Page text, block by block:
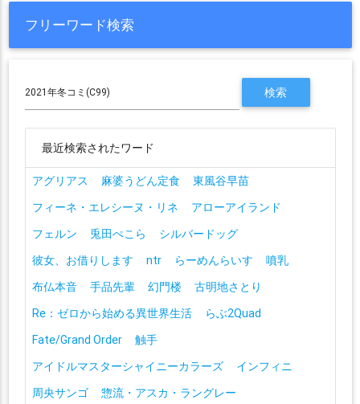
フリーワード検索
最近検索されたワード
アグリアス 麻婆うどん定食
東風谷早苗
フィーネ・エレシーヌ・リネ
アローアイランド
フェルン
兎田ぺこら
シルバードッグ
彼女、お借りします
ntr らーめんらいす
噴乳
布仏本音
手品先輩 幻門楼
古明地さとり
Re：ゼロから始める異世界生活
らぶ2Quad
Fate/Grand Order
触手
アイドルマスターシャイニーカラーズ
インフィニ
周央サンゴ
惣流・アスカ・ラングレー